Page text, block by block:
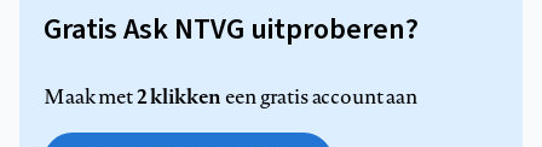
Gratis Ask NTVG uitproberen?
Maak met2 klikkeneen gratis account aan